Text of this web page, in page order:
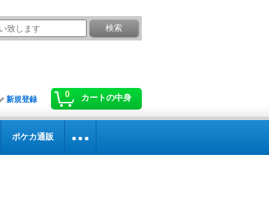
0 カートの中身
新規登録
ポケカ通販